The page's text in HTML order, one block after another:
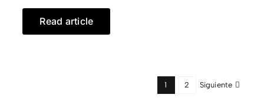
Read article
1 2 Siguiente